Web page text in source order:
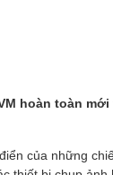
hoàn toàn
của những